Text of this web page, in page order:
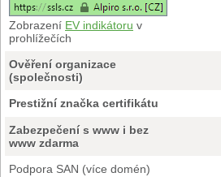
Zobrazení EV indikátoru v
prohlížečích
Ověření organizace
(společnosti)
Prestižní značka certifikátu
Zabezpečení s www i bez
www zdarma
Podpora SAN (více domén)